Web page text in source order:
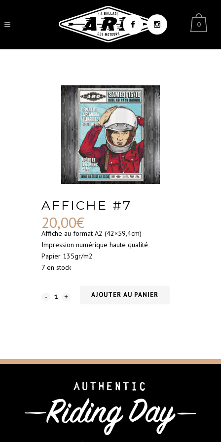
0
AFFICHE #7
20,00€
Affiche au format A2 (42×59,4cm)
Impression numérique haute qualité
Papier 135gr/m2
7 en stock
AJOUTER AU PANIER